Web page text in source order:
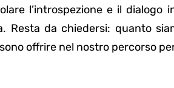
l’introspezione e il dialogo
Resta da chiedersi: quanto
offrire nel nostro percorso